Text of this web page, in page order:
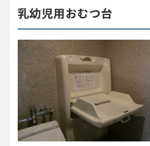
乳幼児用おむつ台